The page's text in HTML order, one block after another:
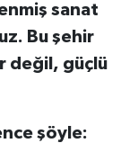
sanat
Bu şehir
değil, güçlü
şöyle: